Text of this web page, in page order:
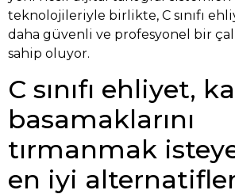
teknolojileriyle birlikte, C sınıfı
daha güvenli ve profesyonel bir
sahip oluyor.
C sınıfı ehliyet,
basamaklarını
tırmanmak
en iyi